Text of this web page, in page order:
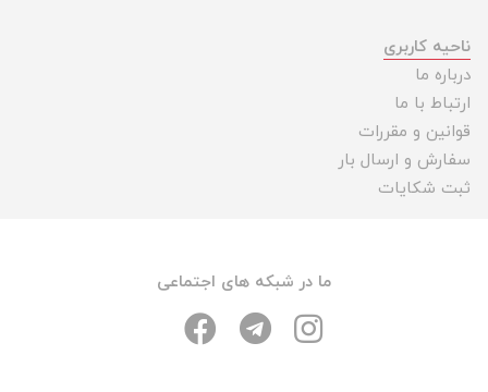
ناحیه کاربری
درباره ما
ارتباط با ما
قوانین و مقررات
سفارش و ارسال بار
ثبت شکایات
ما در شبکه های اجتماعی